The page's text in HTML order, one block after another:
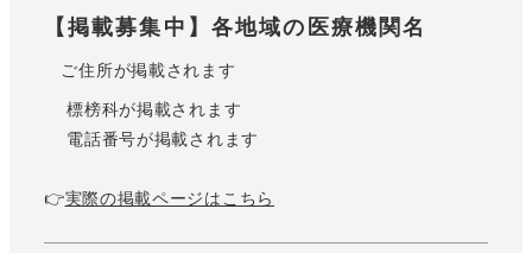
【掲載募集中】各地域の医療機関名
標榜科が掲載されます
電話番号が掲載されます
👉実際の掲載ページはこちら
ご住所が掲載されます